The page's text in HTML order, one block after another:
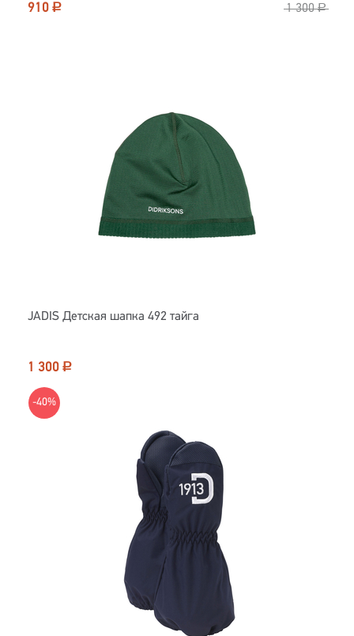
910 Р 1 300 Р
JADIS Детская шапка 492 тайга
1 300 Р
-40%